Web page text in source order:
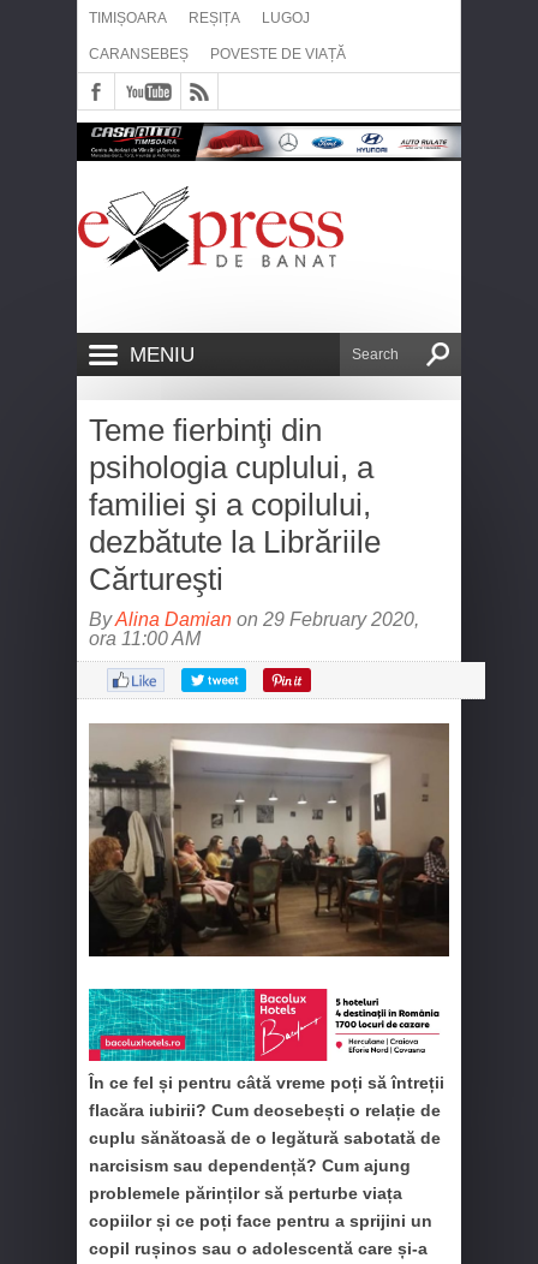
TIMIȘOARA REȘIȚA LUGOJ
CARANSEBEȘ POVESTE DE VIAȚĂ
MENIU
Teme fierbinţi din
psihologia cuplului, a
familiei şi a copilului,
dezbătute la Librăriile
Cărtureşti
ByAlina Damian on 29 February 2020,
ora 11:00 AM
În ce fel și pentru câtă vreme poți să întreții
flacăra iubirii? Cum deosebești o relație de
cuplu sănătoasă de o legătură sabotată de
narcisism sau dependență? Cum ajung
problemele părinților să perturbe viața
copiilor și ce poți face pentru a sprijini un
copil rușinos sau o adolescentă care și-a